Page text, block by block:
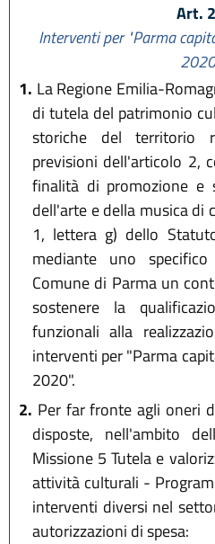
Art.
Interventi per "Parma
1. La Regione Emilia-
di tutela del patrimonio
storiche del territorio
previsioni dell'articolo 2,
finalità di promozione e
dell'arte e della musica di
1, lettera g) dello
mediante uno
Comune di Parma un
sostenere la
funzionali alla
interventi per "Parma
2020".
2. Per far fronte agli oneri
disposte, nell'ambito
Missione 5 Tutela e
attività culturali -
interventi diversi nel
autorizzazioni di spesa: